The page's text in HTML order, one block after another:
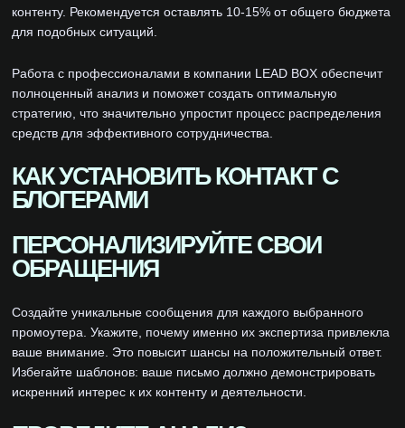
контенту. Рекомендуется оставлять 10-15% от общего бюджета
для подобных ситуаций.
Работа с профессионалами в компании LEAD BOX обеспечит
полноценный анализ и поможет создать оптимальную
стратегию, что значительно упростит процесс распределения
средств для эффективного сотрудничества.
КАК УСТАНОВИТЬ КОНТАКТ С
БЛОГЕРАМИ
ПЕРСОНАЛИЗИРУЙТЕ СВОИ
ОБРАЩЕНИЯ
Создайте уникальные сообщения для каждого выбранного
промоутера. Укажите, почему именно их экспертиза привлекла
ваше внимание. Это повысит шансы на положительный ответ.
Избегайте шаблонов: ваше письмо должно демонстрировать
искренний интерес к их контенту и деятельности.